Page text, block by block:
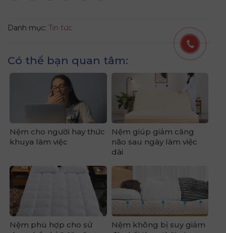
Danh mục: Tin tức
Có thể bạn quan tâm:
Nệm cho người hay thức
khuya làm việc
Nệm giúp giảm căng
não sau ngày làm việc
dài
Nệm phù hợp cho sử
Nệm không bị suy giảm